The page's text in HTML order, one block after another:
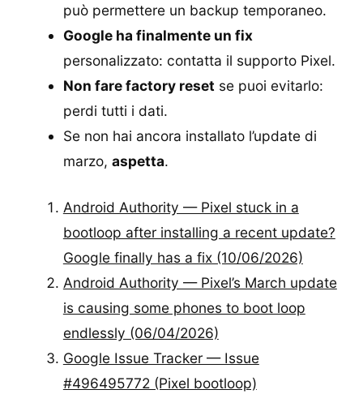
può permettere un backup temporaneo.
Google ha finalmente un fix
personalizzato: contatta il supporto Pixel.
Non fare factory reset se puoi evitarlo:
perdi tutti i dati.
Se non hai ancora installato l’update di
marzo, aspetta.
Android Authority — Pixel stuck in a
bootloop after installing a recent update?
Google finally has a fix (10/06/2026)
Android Authority — Pixel’s March update
is causing some phones to boot loop
endlessly (06/04/2026)
Google Issue Tracker — Issue
#496495772 (Pixel bootloop)